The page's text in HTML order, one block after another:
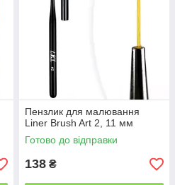
Пензлик для малювання
Liner Brush Art 2, 11 мм
Готово до відправки
138 ₴